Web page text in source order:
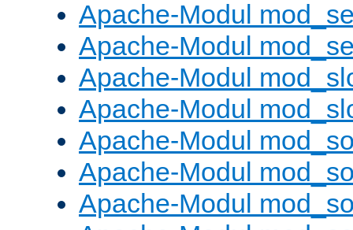
Apache-Modul
Apache-Modul
Apache-Modul
Apache-Modul
Apache-Modul
Apache-Modul
Apache-Modul